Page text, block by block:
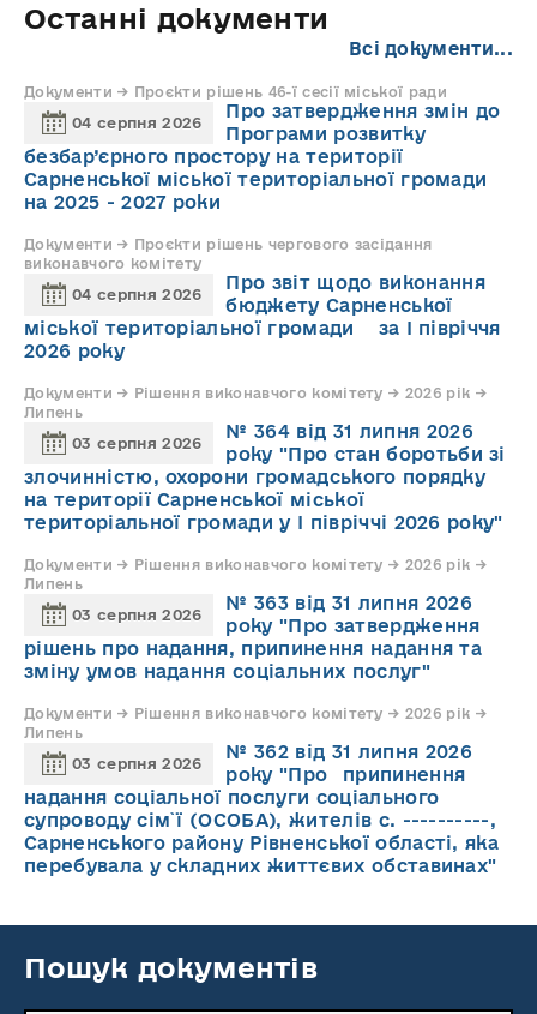
Останні документи
Всі документи...
Документи → Проєкти рішень 46-ї сесії міської ради
04 серпня 2026
Про затвердження змін до
Програми розвитку
безбар’єрного простору на території
Сарненської міської територіальної громади
на 2025 - 2027 роки
Документи → Проєкти рішень чергового засідання
виконавчого комітету
04 серпня 2026
Про звіт щодо виконання
бюджету Сарненської
міської територіальної громади за І півріччя
2026 року
Документи → Рішення виконавчого комітету → 2026 рік →
Липень
03 серпня 2026
№ 364 від 31 липня 2026
року "Про стан боротьби зі
злочинністю, охорони громадського порядку
на території Сарненської міської
територіальної громади у І півріччі 2026 року"
Документи → Рішення виконавчого комітету → 2026 рік →
Липень
03 серпня 2026
№ 363 від 31 липня 2026
року "Про затвердження
рішень про надання, припинення надання та
зміну умов надання соціальних послуг"
Документи → Рішення виконавчого комітету → 2026 рік →
Липень
03 серпня 2026
№ 362 від 31 липня 2026
року "Про припинення
надання соціальної послуги соціального
супроводу cім`ї (ОСОБА), жителів с. ----------,
Сарненського району Рівненської області, яка
перебувала у складних життєвих обставинах"
Пошук документів